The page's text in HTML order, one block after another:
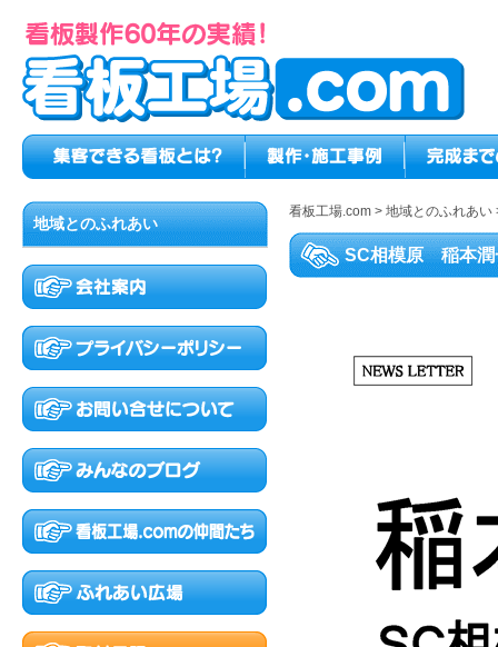
看板工場.com > 地域とのふれあい
SC相模原 稲本潤
地域とのふれあい